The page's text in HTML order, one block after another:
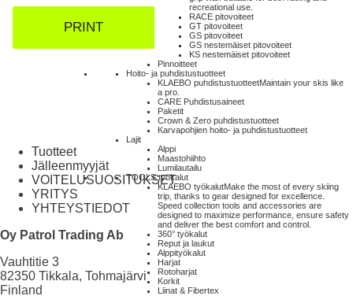
recreational use.
RACE pitovoiteet
GT pitovoiteet
GS pitovoiteet
GS nestemäiset pitovoiteet
KS nestemäiset pitovoiteet
Pinnoitteet
Hoito- ja puhdistustuotteet
KLAEBO puhdistustuotteetMaintain your skis like
a pro.
CARE Puhdistusaineet
Paketit
Crown & Zero puhdistustuotteet
Karvapohjien hoito- ja puhdistustuotteet
Lajit
Alppi
Maastohiihto
Lumilautailu
TOOLS työkalut
KLAEBO työkalutMake the most of every skiing
trip, thanks to gear designed for excellence.
Speed collection tools and accessories are
designed to maximize performance, ensure safety
and deliver the best comfort and control.
360° työkalut
Reput ja laukut
Alppityökalut
Harjat
Rotoharjat
Korkit
Liinat & Fibertex
PRINT
Tuotteet
Jälleenmyyjät
VOITELUSUOSITUKSET
YRITYS
YHTEYSTIEDOT
Oy Patrol Trading Ab
Vauhtitie 3
82350 Tikkala, Tohmajärvi
Finland